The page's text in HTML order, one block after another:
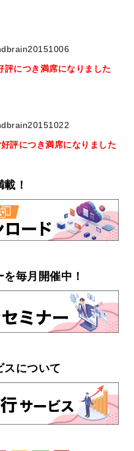
につき満席になりました
評につき満席になりました
！
毎月開催中！
スについて